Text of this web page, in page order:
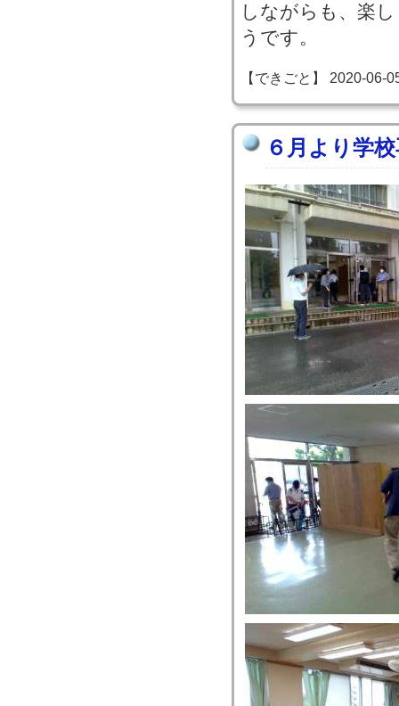
しながらも、楽
うです。
【できごと】 2020-06-
６月より学